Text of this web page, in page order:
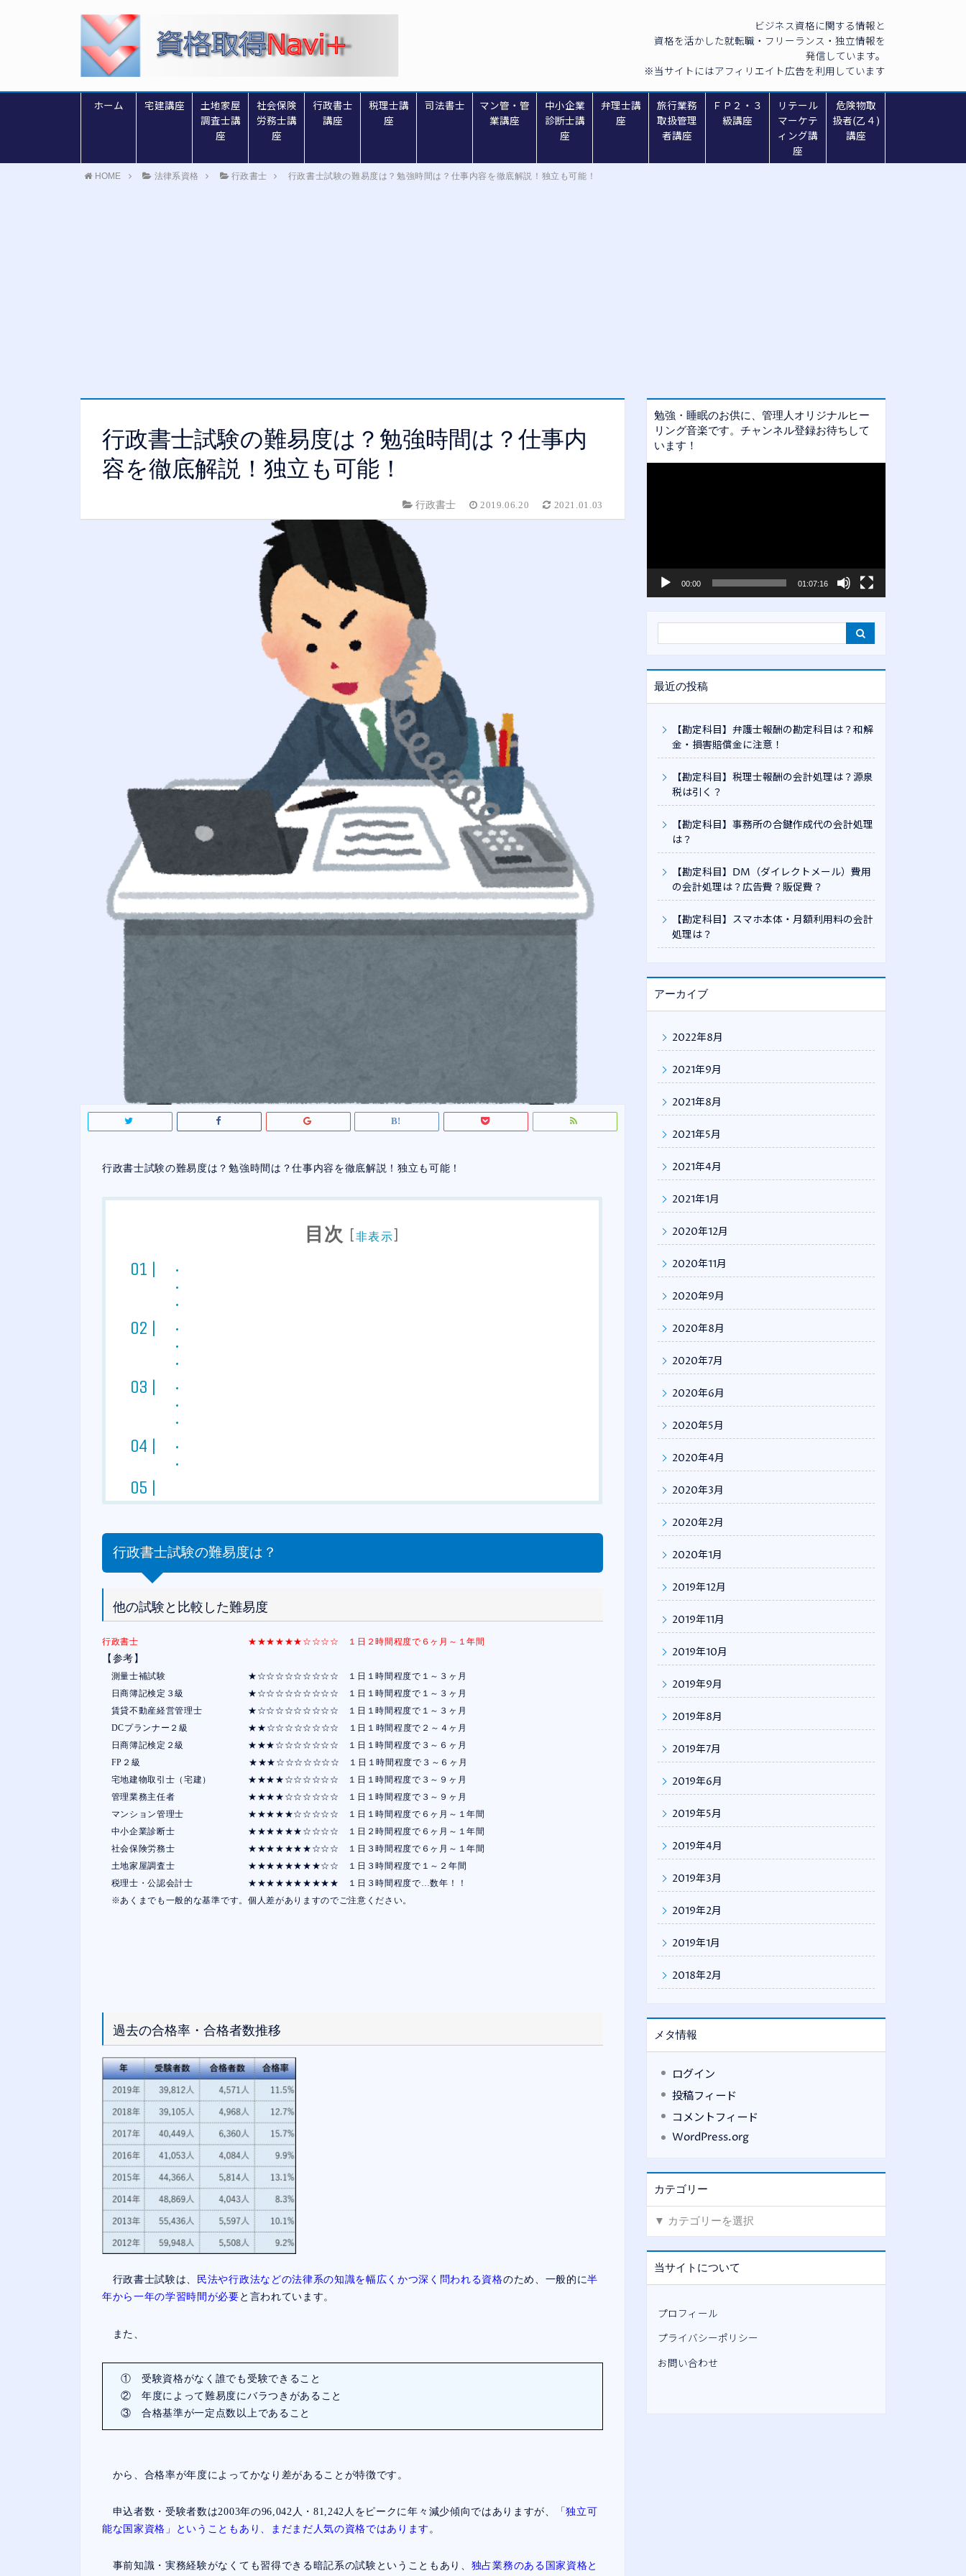
ビジネス資格に関する情報と
資格を活かした就転職・フリーランス・独立情報を
発信しています。
※当サイトにはアフィリエイト広告を利用しています
ホーム 宅建講座
土地家屋
調査士講
座
社会保険
労務士講
座
行政書士
講座
税理士講
座
司法書士
マン管・管
業講座
中小企業
診断士講
座
弁理士講
座
旅行業務
取扱管理
者講座
ＦＰ２・３
級講座
リテール
マーケテ
ィング講
座
危険物取
扱者(乙４)
講座
HOME 法律系資格 行政書士 行政書士試験の難易度は？勉強時間は？仕事内容を徹底解説！独立も可能！
行政書士試験の難易度は？勉強時間は？仕事内
容を徹底解説！独立も可能！
行政書士 2019.06.20 2021.01.03
行政書士試験の難易度は？勉強時間は？仕事内容を徹底解説！独立も可能！
目次 [非表示]
行政書士試験の難易度は？
他の試験と比較した難易度
行政書士 ★★★★★★☆☆☆☆ １日２時間程度で６ヶ月～１年間
【参考】
測量士補試験 ★☆☆☆☆☆☆☆☆☆ １日１時間程度で１～３ヶ月
日商簿記検定３級 ★☆☆☆☆☆☆☆☆☆ １日１時間程度で１～３ヶ月
賃貸不動産経営管理士 ★☆☆☆☆☆☆☆☆☆ １日１時間程度で１～３ヶ月
DCプランナー２級 ★★☆☆☆☆☆☆☆☆ １日１時間程度で２～４ヶ月
日商簿記検定２級 ★★★☆☆☆☆☆☆☆ １日１時間程度で３～６ヶ月
FP２級 ★★★☆☆☆☆☆☆☆ １日１時間程度で３～６ヶ月
宅地建物取引士（宅建） ★★★★☆☆☆☆☆☆ １日１時間程度で３～９ヶ月
管理業務主任者 ★★★★☆☆☆☆☆☆ １日１時間程度で３～９ヶ月
マンション管理士 ★★★★★☆☆☆☆☆ １日１時間程度で６ヶ月～１年間
中小企業診断士 ★★★★★★☆☆☆☆ １日２時間程度で６ヶ月～１年間
社会保険労務士 ★★★★★★★☆☆☆ １日３時間程度で６ヶ月～１年間
土地家屋調査士 ★★★★★★★★☆☆ １日３時間程度で１～２年間
税理士・公認会計士 ★★★★★★★★★★ １日３時間程度で…数年！！
※あくまでも一般的な基準です。個人差がありますのでご注意ください。
過去の合格率・合格者数推移
行政書士試験は、 民法や行政法などの法律系の知識を幅広くかつ深く問われる資格のため、一般的に半
年から一年の学習時間が必要 と言われています。
また、
① 受験資格がなく誰でも受験できること
② 年度によって難易度にバラつきがあること
③ 合格基準が一定点数以上であること
から、合格率が年度によってかなり差があることが特徴です。
申込者数・受験者数は2003年の96,042人・81,242人をピークに年々減少傾向ではありますが、
「独立可
能な国家資格」ということもあり、まだまだ人気の資格ではあります 。
事前知識・実務経験がなくても習得できる暗記系の試験ということもあり、 独占業務のある国家資格と
勉強・睡眠のお供に、管理人オリジナルヒー
リング音楽です。チャンネル登録お待ちして
います！
00:00 01:07:16
最近の投稿
【勘定科目】弁護士報酬の勘定科目は？和解
金・損害賠償金に注意！
【勘定科目】税理士報酬の会計処理は？源泉
税は引く？
【勘定科目】事務所の合鍵作成代の会計処理
は？
【勘定科目】DM（ダイレクトメール）費用
の会計処理は？広告費？販促費？
【勘定科目】スマホ本体・月額利用料の会計
処理は？
アーカイブ
2022年8月
2021年9月
2021年8月
2021年5月
2021年4月
2021年1月
2020年12月
2020年11月
2020年9月
2020年8月
2020年7月
2020年6月
2020年5月
2020年4月
2020年3月
2020年2月
2020年1月
2019年12月
2019年11月
2019年10月
2019年9月
2019年8月
2019年7月
2019年6月
2019年5月
2019年4月
2019年3月
2019年2月
2019年1月
2018年2月
メタ情報
ログイン
投稿フィード
コメントフィード
WordPress.org
カテゴリー
当サイトについて
プロフィール
プライバシーポリシー
お問い合わせ